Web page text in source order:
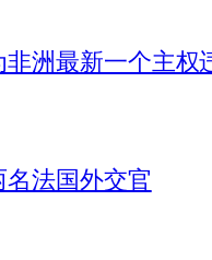
洲最新一个主权
法国外交官